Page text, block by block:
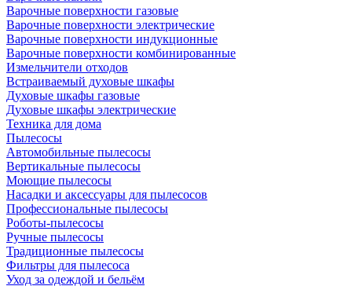
Варочные поверхности газовые
Варочные поверхности электрические
Варочные поверхности индукционные
Варочные поверхности комбинированные
Измельчители отходов
Встраиваемый духовые шкафы
Духовые шкафы газовые
Духовые шкафы электрические
Техника для дома
Пылесосы
Автомобильные пылесосы
Вертикальные пылесосы
Моющие пылесосы
Насадки и аксессуары для пылесосов
Профессиональные пылесосы
Роботы-пылесосы
Ручные пылесосы
Традиционные пылесосы
Фильтры для пылесоса
Уход за одеждой и бельём